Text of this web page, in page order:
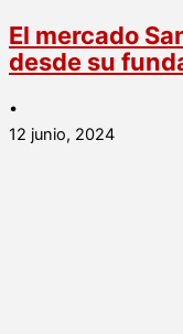
El mercado
desde su
•
12 junio, 2024